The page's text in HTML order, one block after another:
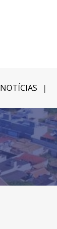
NOTÍCIAS